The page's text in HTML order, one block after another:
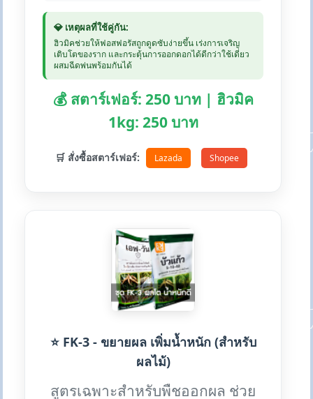
💎 เหตุผลที่ใช้คู่กัน:
ฮิวมิคช่วยให้ฟอสฟอรัสถูกดูดซับง่ายขึ้น เร่งการเจริญ
เติบโตของราก และกระตุ้นการออกดอกได้ดีกว่าใช้เดี่ยว
ผสมฉีดพ่นพร้อมกันได้
💰 สตาร์เฟอร์: 250 บาท | ฮิวมิค
1kg: 250 บาท
🛒 สั่งซื้อสตาร์เฟอร์: Lazada Shopee
⭐ FK-3 - ขยายผล เพิ่มน้ำหนัก (สำหรับ
ผลไม้)
สูตรเฉพาะสำหรับพืชออกผล ช่วย